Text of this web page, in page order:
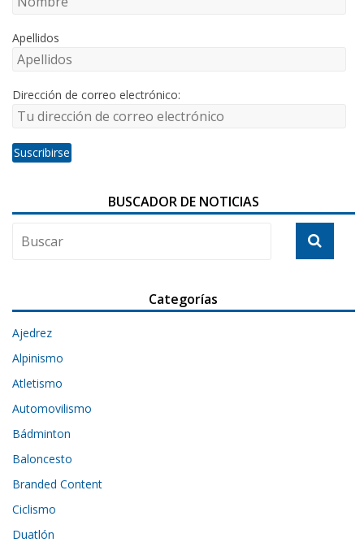
Apellidos
Dirección de correo electrónico:
BUSCADOR DE NOTICIAS
Categorías
Ajedrez
Alpinismo
Atletismo
Automovilismo
Bádminton
Baloncesto
Branded Content
Ciclismo
Duatlón